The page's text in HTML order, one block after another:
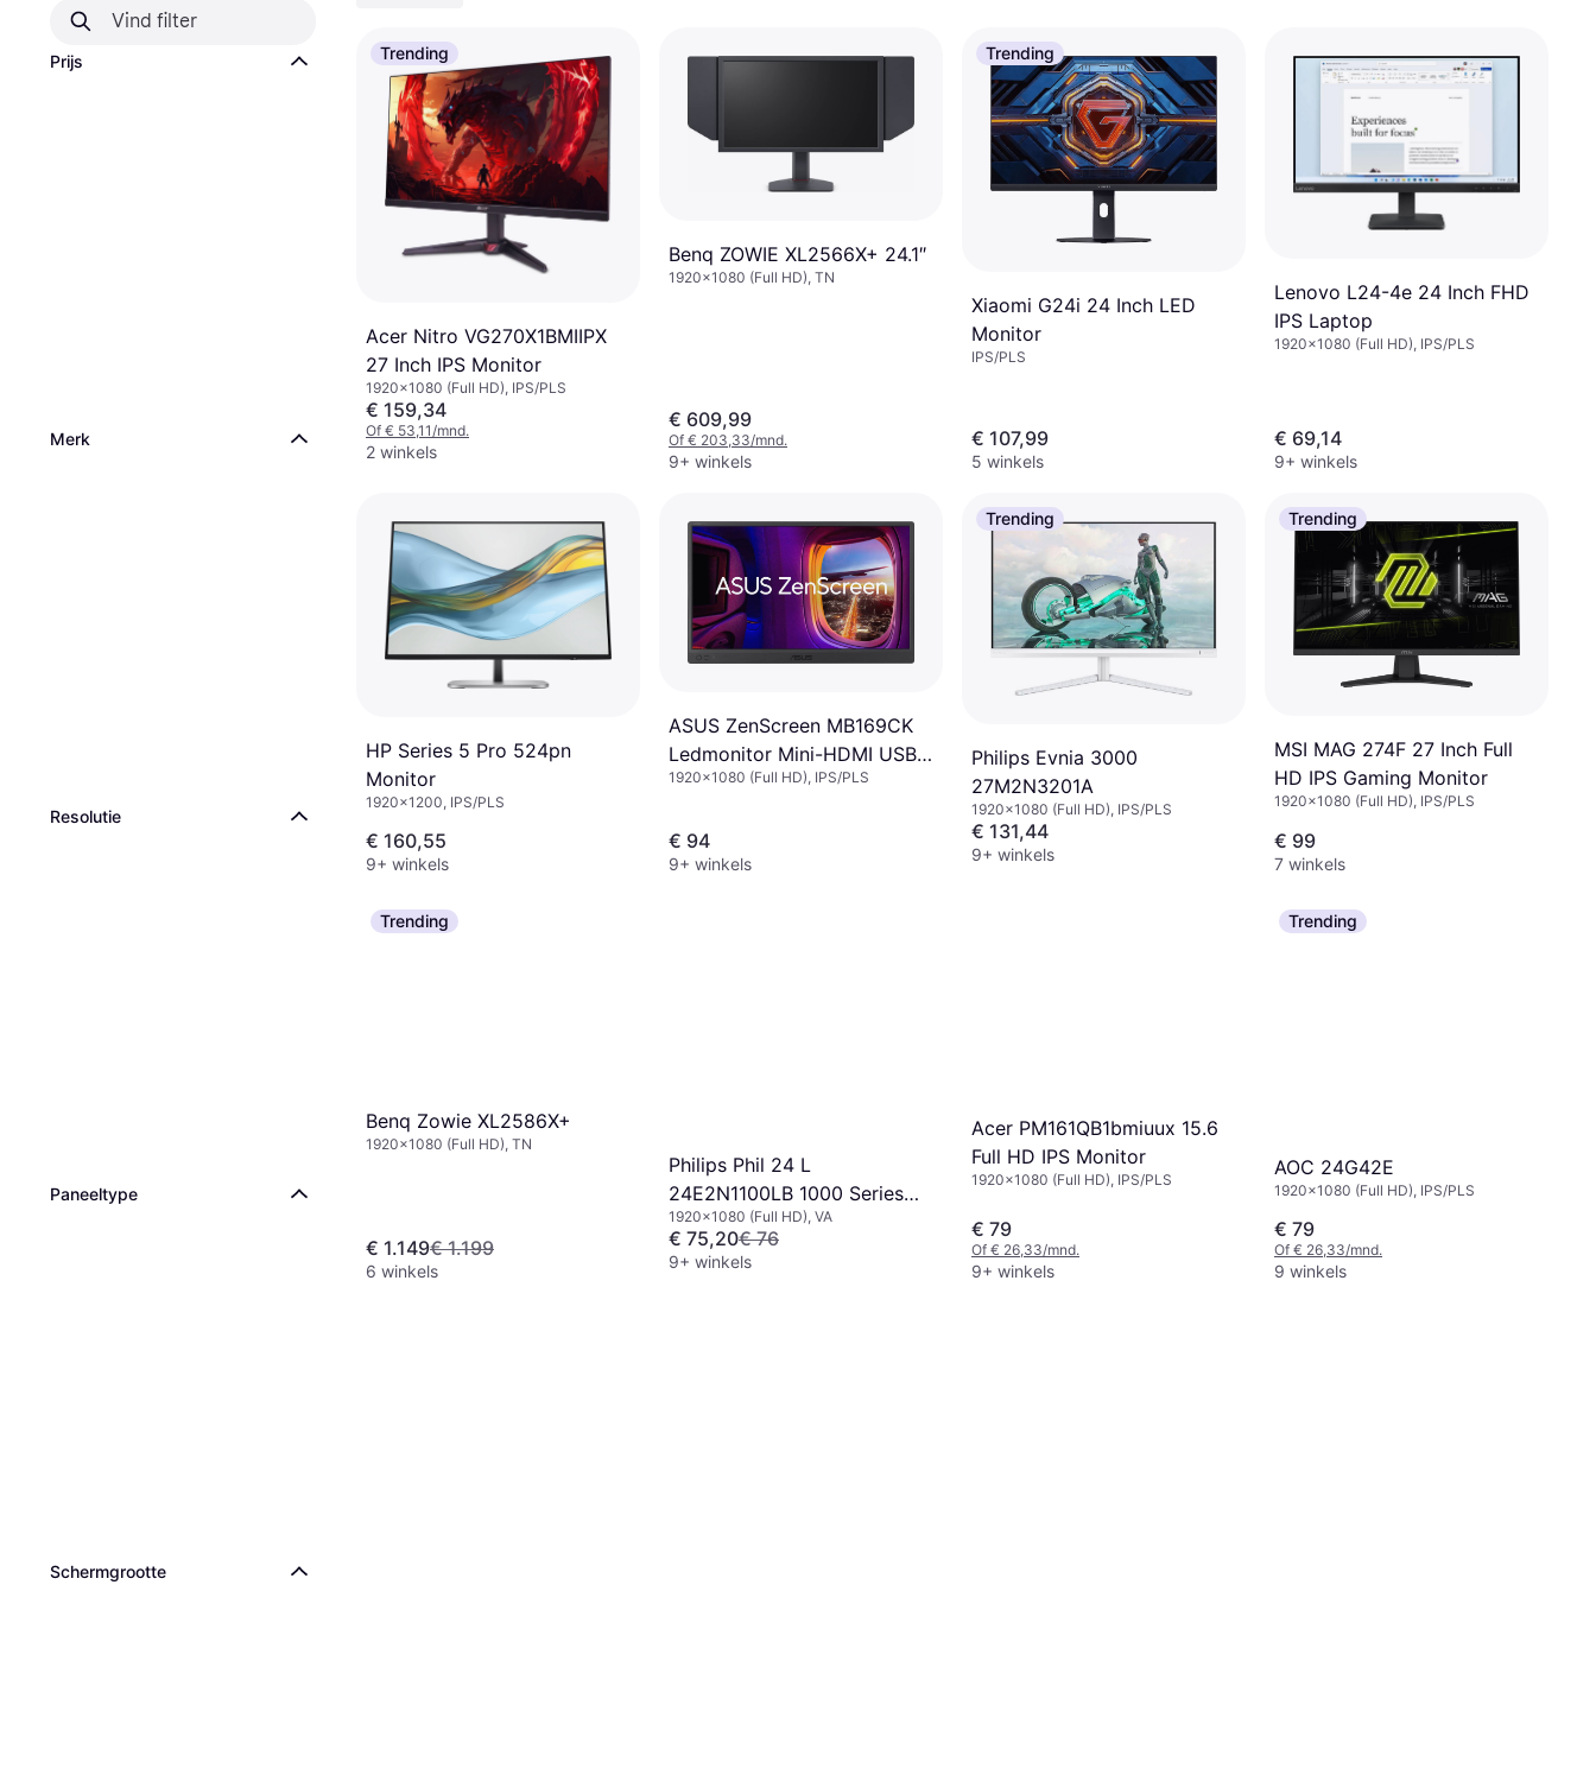
Prijs
Merk
Resolutie
Paneeltype
Schermgrootte
Trending
Acer Nitro VG270X1BMIIPX
27 Inch IPS Monitor
1920x1080 (Full HD), IPS/PLS
€ 159,34
Of € 53,11/mnd.
2 winkels
Benq ZOWIE XL2566X+ 24.1″
1920x1080 (Full HD), TN
€ 609,99
Of € 203,33/mnd.
9+ winkels
Trending
Xiaomi G24i 24 Inch LED
Monitor
IPS/PLS
€ 107,99
5 winkels
Lenovo L24-4e 24 Inch FHD
IPS Laptop
1920x1080 (Full HD), IPS/PLS
€ 69,14
9+ winkels
HP Series 5 Pro 524pn
Monitor
1920x1200, IPS/PLS
€ 160,55
9+ winkels
ASUS ZenScreen MB169CK
Ledmonitor Mini-HDMI USB-
C
1920x1080 (Full HD), IPS/PLS
€ 94
9+ winkels
Trending
Philips Evnia 3000
27M2N3201A
1920x1080 (Full HD), IPS/PLS
€ 131,44
9+ winkels
Trending
MSI MAG 274F 27 Inch Full
HD IPS Gaming Monitor
1920x1080 (Full HD), IPS/PLS
€ 99
7 winkels
Trending
Benq Zowie XL2586X+
1920x1080 (Full HD), TN
€ 1.149€ 1.199
6 winkels
Philips Phil 24 L
24E2N1100LB 1000 Series
LED Monitor
1920x1080 (Full HD), VA
€ 75,20€ 76
9+ winkels
Acer PM161QB1bmiuux 15.6
Full HD IPS Monitor
1920x1080 (Full HD), IPS/PLS
€ 79
Of € 26,33/mnd.
9+ winkels
Trending
AOC 24G42E
1920x1080 (Full HD), IPS/PLS
€ 79
Of € 26,33/mnd.
9 winkels